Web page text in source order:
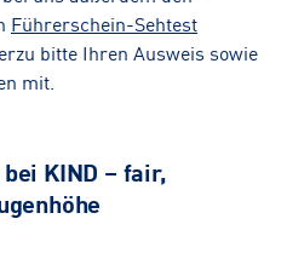
Führerschein-Sehtest
bitte Ihren Ausweis sowie
mit.
KIND – fair,